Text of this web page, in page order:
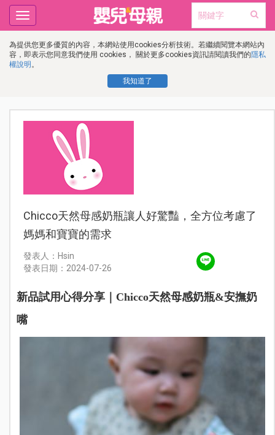
為提供您更多優質的內容，本網站使用cookies分析技術。若繼續閱覽本網站內
容，即表示您同意我們使用 cookies， 關於更多cookies資訊請閱讀我們的隱私
權說明 。
我知道了
Toggle
navigation
Chicco天然母感奶瓶讓人好驚豔，全方位考慮了
媽媽和寶寶的需求
發表人：Hsin
發表日期：2024-07-26
新品試用心得分享｜ Chicco天然母感奶瓶&安撫奶
嘴